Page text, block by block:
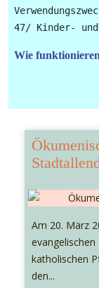
Wie
Am 20. März
katholischen
den...